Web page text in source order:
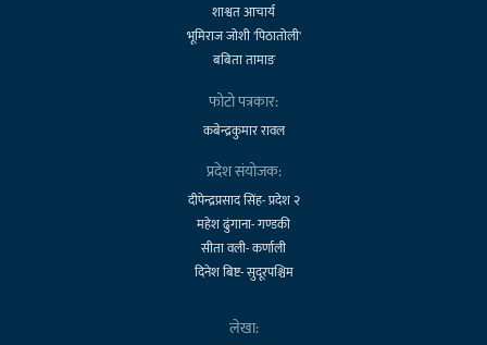
शाश्वत आचार्य
भूमिराज जोशी 'पिठातोली'
बबिता तामाङ
फोटो पत्रकार:
कबेन्द्रकुमार रावल
प्रदेश संयोजक:
दीपेन्द्रप्रसाद सिंह- प्रदेश २
महेश ढुंगाना- गण्डकी
सीता वली- कर्णाली
दिनेश बिष्ट- सुदूरपश्चिम
लेखा: